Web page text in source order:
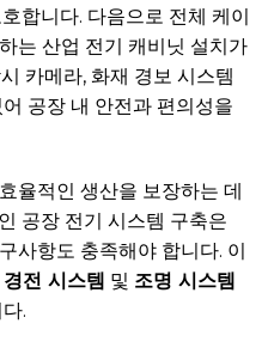
합니다. 다음으로 전체 케이
는 산업 전기 캐비닛 설치가
카메라, 화재 경보 시스템
공장 내 안전과 편의성을
율적인 생산을 보장하는 데
공장 전기 시스템 구축은
사항도 충족해야 합니다. 이
경전 시스템 및 조명 시스템
.